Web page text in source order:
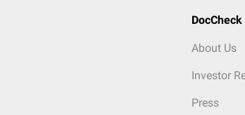
DocCheck
About Us
Investor
Press